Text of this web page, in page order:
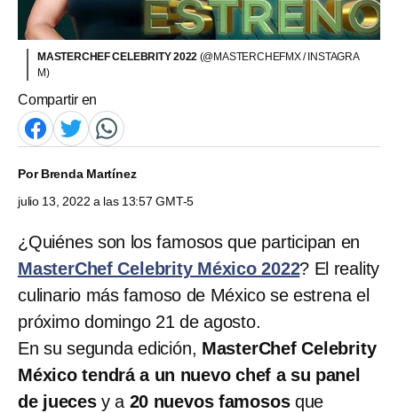
MASTERCHEF CELEBRITY 2022 (@MASTERCHEFMX / INSTAGRA
M)
Compartir en
PorBrenda Martínez
julio 13, 2022 a las 13:57 GMT-5
¿Quiénes son los famosos que participan en
MasterChef Celebrity México 2022? El reality
culinario más famoso de México se estrena el
próximo domingo 21 de agosto.
En su segunda edición, MasterChef Celebrity
México tendrá a un nuevo chef a su panel
de juecesy a 20 nuevos famososque